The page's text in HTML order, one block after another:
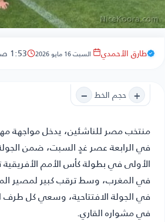
طارق الأحمدي السبت 16 مايو 2026 1:53 صباحًا
+ حجم الخط −
منتخب مصر للناشئين، يدخل مواجهة
في الرابعة عصر غدٍ السبت، ضمن
في المغرب، وسط ترقب كبير لمصير
في الجولة الافتتاحية، وسعي كل طرف
في مشواره القاري.